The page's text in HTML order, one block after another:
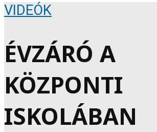
VIDEÓK
ÉVZÁRÓ A
KÖZPONTI
ISKOLÁBAN